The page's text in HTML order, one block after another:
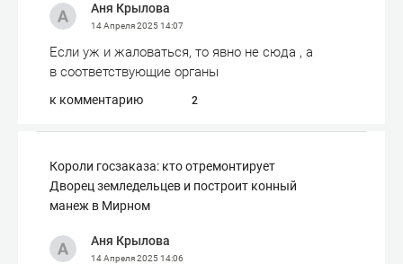
Аня Крылова
14 Апреля 202514:07
Если уж и жаловаться, то явно не сюда , а
в соответствующие органы
к комментарию 2
Короли госзаказа: кто отремонтирует
Дворец земледельцев и построит конный
манеж в Мирном
Аня Крылова
14 Апреля 202514:06